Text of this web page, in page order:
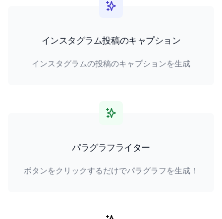
インスタグラム投稿のキャプション
インスタグラムの投稿のキャプションを生成
パラグラフライター
ボタンをクリックするだけでパラグラフを生成！